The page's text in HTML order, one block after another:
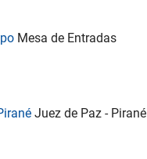
Mesa de Entradas
Juez de Paz - Pirané